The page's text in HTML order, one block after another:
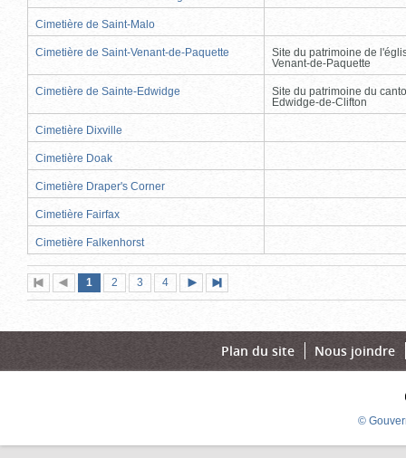
Cimetière de Saint-Malo
Cimetière de Saint-Venant-de-Paquette
Site du patrimoine de
Venant-de-Paquette
Cimetière de Sainte-Edwidge
Site du patrimoine du
Edwidge-de-Clifton
Cimetière Dixville
Cimetière Doak
Cimetière Draper's Corner
Cimetière Fairfax
Cimetière Falkenhorst
Première
page
Page
précédente
Page
1 (page
actuelle)
Page
2 Page
3 Page
4
suivante
page
Plan du site Nous joindre
©